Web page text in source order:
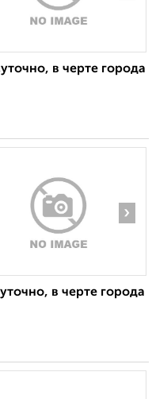
в черте города
›
в черте города